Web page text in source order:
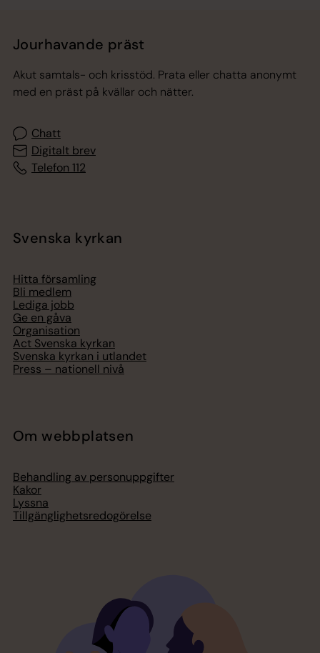
Jourhavande präst
Akut samtals- och krisstöd. Prata eller chatta anonymt
med en präst på kvällar och nätter.
Chatt
Digitalt brev
Telefon 112
Svenska kyrkan
Hitta församling
Bli medlem
Lediga jobb
Ge en gåva
Organisation
Act Svenska kyrkan
Svenska kyrkan i utlandet
Press – nationell nivå
Om webbplatsen
Behandling av personuppgifter
Kakor
Lyssna
Tillgänglighetsredogörelse